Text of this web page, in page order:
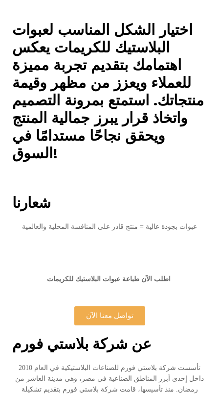
اختيار الشكل المناسب لعبوات
البلاستيك للكريمات يعكس
اهتمامك بتقديم تجربة مميزة
للعملاء ويعزز من مظهر وقيمة
منتجاتك. استمتع بمرونة التصميم
واتخاذ قرار يبرز جمالية المنتج
ويحقق نجاحًا مستدامًا في
السوق!
شعارنا
عبوات بجودة عالية = منتج قادر على المنافسة المحلية والعالمية
تواصل معنا الآن
عن شركة بلاستي فورم
تأسست شركة بلاستي فورم للصناعات البلاستيكية في العام 2010
داخل إحدى أبرز المناطق الصناعية في مصر، وهي مدينة العاشر من
رمضان. منذ تأسيسها، قامت شركة بلاستي فورم بتقديم تشكيلة